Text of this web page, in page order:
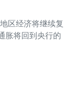
区经济将继续复
胀将回到央行的